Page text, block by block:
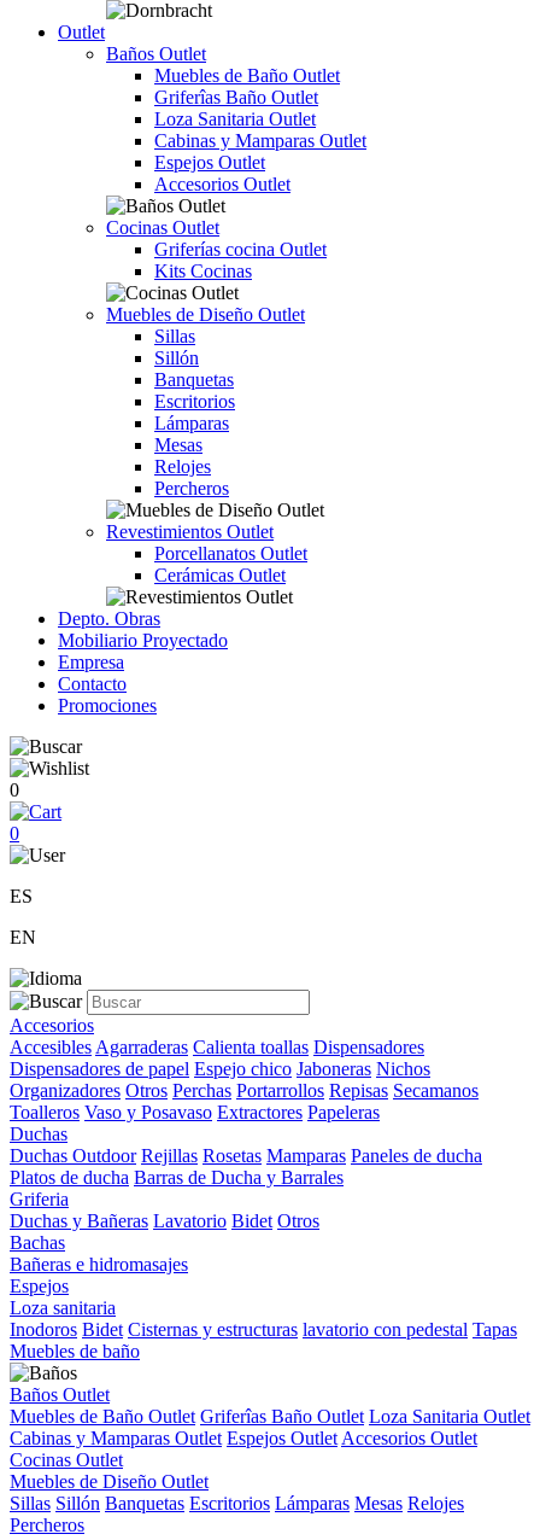
Outlet
Baños Outlet
Muebles de Baño Outlet
Griferîas Baño Outlet
Loza Sanitaria Outlet
Cabinas y Mamparas Outlet
Espejos Outlet
Accesorios Outlet
Cocinas Outlet
Griferías cocina Outlet
Kits Cocinas
Muebles de Diseño Outlet
Sillas
Sillón
Banquetas
Escritorios
Lámparas
Mesas
Relojes
Percheros
Revestimientos Outlet
Porcellanatos Outlet
Cerámicas Outlet
Depto. Obras
Mobiliario Proyectado
Empresa
Contacto
Promociones
0
0
ES
EN
Accesorios
Accesibles Agarraderas Calienta toallas Dispensadores
Dispensadores de papel Espejo chico Jaboneras Nichos
Organizadores Otros Perchas Portarrollos Repisas Secamanos
Toalleros Vaso y Posavaso Extractores Papeleras
Duchas
Duchas Outdoor Rejillas Rosetas Mamparas Paneles de ducha
Platos de ducha Barras de Ducha y Barrales
Griferia
Duchas y Bañeras Lavatorio Bidet Otros
Bachas
Bañeras e hidromasajes
Espejos
Loza sanitaria
Inodoros Bidet Cisternas y estructuras lavatorio con pedestal Tapas
Muebles de baño
Baños Outlet
Muebles de Baño Outlet Griferîas Baño Outlet Loza Sanitaria Outlet
Cabinas y Mamparas Outlet Espejos Outlet Accesorios Outlet
Cocinas Outlet
Muebles de Diseño Outlet
Sillas Sillón Banquetas Escritorios Lámparas Mesas Relojes
Percheros